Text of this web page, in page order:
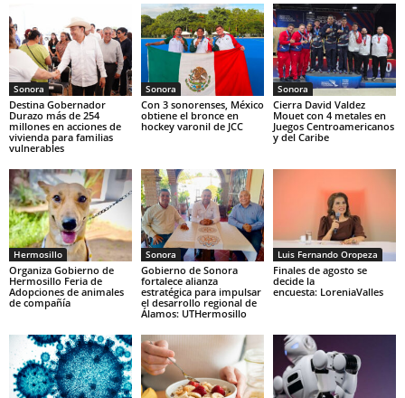
Sonora
Destina Gobernador
Durazo más de 254
millones en acciones de
vivienda para familias
vulnerables
Sonora
Con 3 sonorenses, México
obtiene el bronce en
hockey varonil de JCC
Sonora
Cierra David Valdez
Mouet con 4 metales en
Juegos Centroamericanos
y del Caribe
Hermosillo
Organiza Gobierno de
Hermosillo Feria de
Adopciones de animales
de compañía
Sonora
Gobierno de Sonora
fortalece alianza
estratégica para impulsar
el desarrollo regional de
Álamos: UTHermosillo
Luis Fernando Oropeza
Finales de agosto se
decide la
encuesta: LoreniaValles